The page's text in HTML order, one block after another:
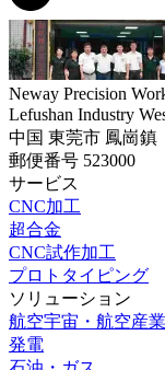
Neway Precision
Lefushan Industry
中国 東莞市 鳳崗鎮
郵便番号 523000
サービス
CNC加工
超合金
CNC試作加工
プロトタイピング
ソリューション
航空宇宙・航空産業
発電